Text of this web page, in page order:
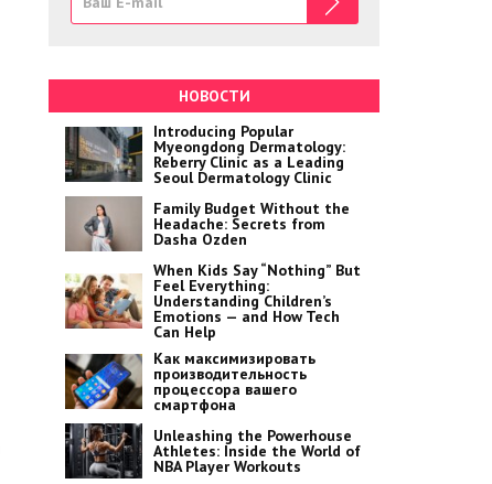
НОВОСТИ
Introducing Popular
Myeongdong Dermatology:
Reberry Clinic as a Leading
Seoul Dermatology Clinic
Family Budget Without the
Headache: Secrets from
Dasha Ozden
When Kids Say “Nothing” But
Feel Everything:
Understanding Children’s
Emotions — and How Tech
Can Help
Как максимизировать
производительность
процессора вашего
смартфона
Unleashing the Powerhouse
Athletes: Inside the World of
NBA Player Workouts